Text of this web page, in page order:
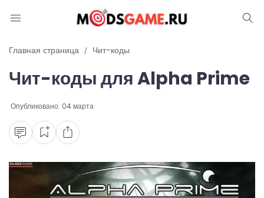
Блог
Читы и коды
Промокоды
Ошибки
Руководства
Главная страница Чит-коды
Чит-коды для Alpha Prime
Опубликовано: 04 марта